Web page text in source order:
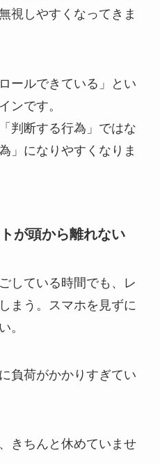
視しやすくなってきま
ールできている」とい
ンです。
判断する行為」ではな
」になりやすくなりま
が頭から離れない
している時間でも、レ
まう。
スマホを見ずに
。
負荷がかかりすぎてい
きちんと休めていませ